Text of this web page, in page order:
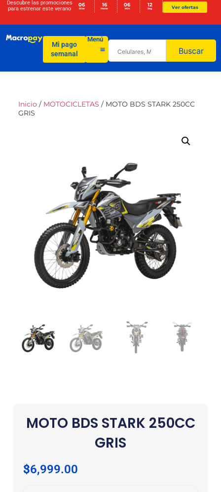
Descubre las promociones
para estrenar este verano
06
Días
16
Horas
06
Min
12
Seg Ver ofertas
Mi pago
semanal
Menú
Buscar
Inicio / MOTOCICLETAS / MOTO BDS STARK 250CC
GRIS
MOTO BDS STARK 250CC
GRIS
$
36,999.00